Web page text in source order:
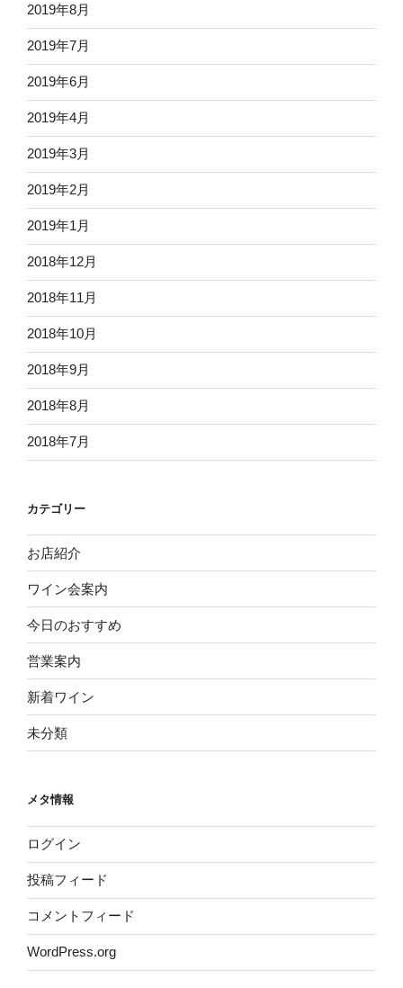
2019年8月
2019年7月
2019年6月
2019年4月
2019年3月
2019年2月
2019年1月
2018年12月
2018年11月
2018年10月
2018年9月
2018年8月
2018年7月
カテゴリー
お店紹介
ワイン会案内
今日のおすすめ
営業案内
新着ワイン
未分類
メタ情報
ログイン
投稿フィード
コメントフィード
WordPress.org